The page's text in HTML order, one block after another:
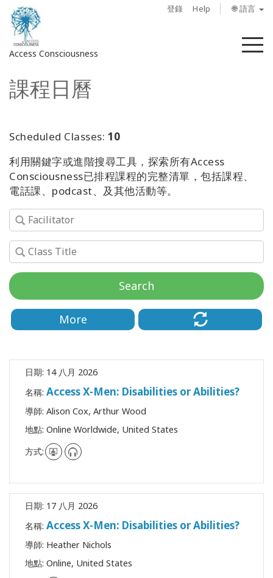
登錄 Help 🌐 語言
Access Consciousness
菜
登
錄
的
戶
關
Access
Bars
程
導
師
Shop
聯
課程日曆
Scheduled Classes: 10
利用關鍵字或進階搜尋工具，探索所有Access
Consciousness已排程課程的完整清單，包括課程、
電話課、podcast、及其他活動等。
Search
More
日期: 14 八月 2026
名稱: Access X-Men: Disabilities or Abilities?
導師: Alison Cox, Arthur Wood
地點: Online Worldwide, United States
方式:
日期: 17 八月 2026
名稱: Access X-Men: Disabilities or Abilities?
導師: Heather Nichols
地點: Online, United States